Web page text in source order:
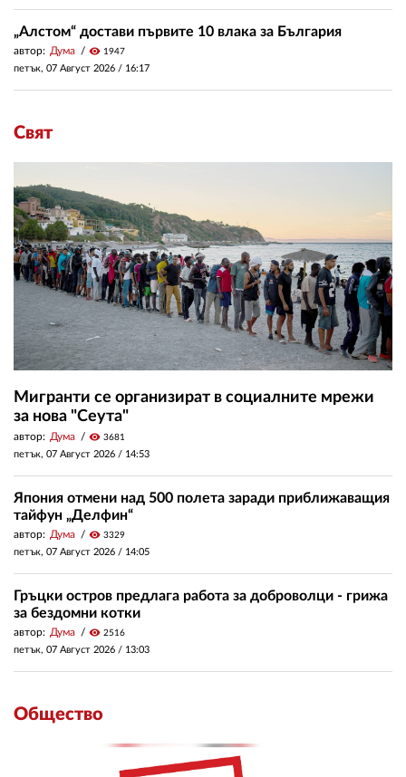
„Алстом“ достави първите 10 влака за България
автор: Дума visibility 1947
петък, 07 Август 2026 / 16:17
Свят
Мигранти се организират в социалните мрежи
за нова "Сеута"
автор: Дума visibility 3681
петък, 07 Август 2026 / 14:53
Япония отмени над 500 полета заради приближаващия
тайфун „Делфин“
автор: Дума visibility 3329
петък, 07 Август 2026 / 14:05
Гръцки остров предлага работа за доброволци - грижа
за бездомни котки
автор: Дума visibility 2516
петък, 07 Август 2026 / 13:03
Общество